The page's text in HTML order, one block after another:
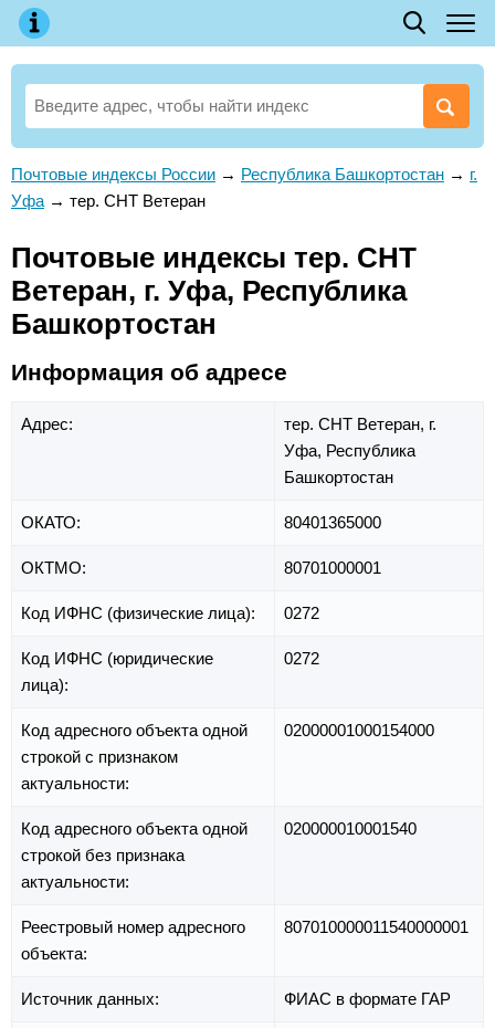
Почтовые индексы России → Республика Башкортостан → г.
Уфа → тер. СНТ Ветеран
Почтовые индексы тер. СНТ
Ветеран, г. Уфа, Республика
Башкортостан
Информация об адресе
Адрес: тер. СНТ Ветеран, г.
Уфа, Республика
Башкортостан
ОКАТО: 80401365000
ОКТМО: 80701000001
Код ИФНС (физические лица): 0272
Код ИФНС (юридические
лица):
0272
Код адресного объекта одной
строкой с признаком
актуальности:
02000001000154000
Код адресного объекта одной
строкой без признака
актуальности:
020000010001540
Реестровый номер адресного
объекта:
807010000011540000001
Источник данных: ФИАС в формате ГАР